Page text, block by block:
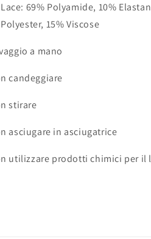
Lace: 69% Polyamide, 10%
Polyester, 15% Viscose
a mano
candeggiare
stirare
asciugare in asciugatrice
utilizzare prodotti chimici per il